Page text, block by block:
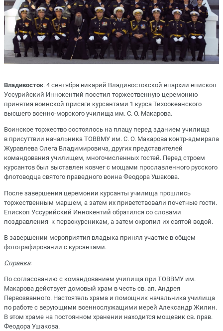
Владивосток. 4 сентября викарий Владивостокской епархии епископ
Уссурийский Иннокентий посетил торжественную церемонию
принятия воинской присяги курсантами 1 курса Тихоокеанского
высшего военно-морского училища им. С. О. Макарова.
Воинское торжество состоялось на плацу перед зданием училища
в присуттвии начальника ТОВВМУ им. С. О. Макарова контр-адмирала
Журавлева Олега Владимировича, других представителей
командования училищем, многочисленных гостей. Перед строем
курсантов был выставлен ковчег с мощами прославленного русского
флотоводца святого праведного воина Феодора Ушакова.
После завершения церемонии курсанты училища прошлись
торжественным маршем, а затем их приветствовали почетные гости.
Епископ Уссурийский Иннокентий обратился со словами
поздравления к первокурсникам, а затем окропил их святой водой.
В завершении мероприятия владыка принял участие в общем
фотографировании с курсантами.
Справка:
По согласованию с командованием училища при ТОВВМУ им.
Макарова действует домовый храм в честь св. ап. Андрея
Первозванного. Настоятель храма и помощник начальника училища
по работе с верующими военнослужащими иерей Александр Жилин.
В этом храме на постоянном хранении находится мощевик св. прав.
Феодора Ушакова.